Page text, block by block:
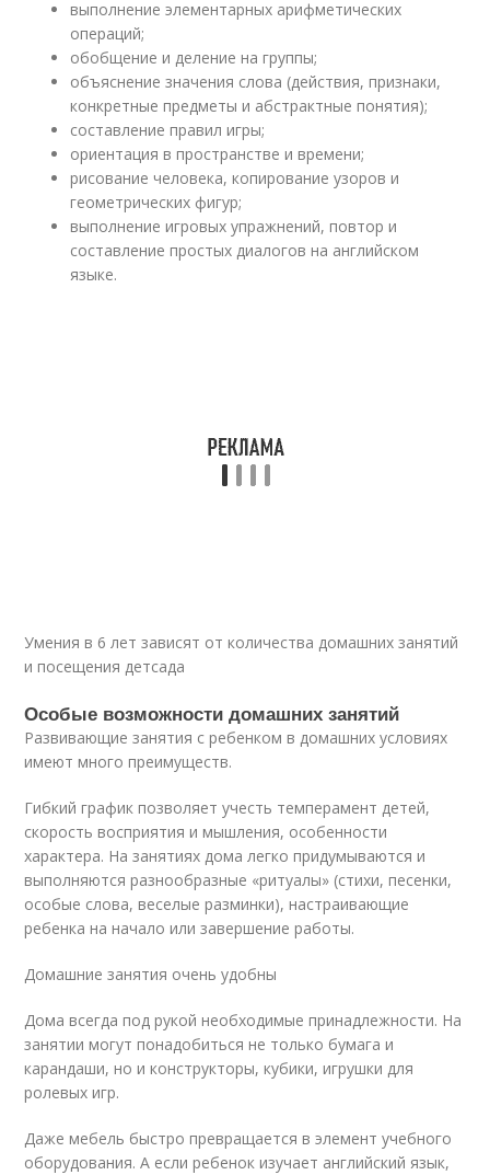
выполнение элементарных арифметических
операций;
обобщение и деление на группы;
объяснение значения слова (действия, признаки,
конкретные предметы и абстрактные понятия);
составление правил игры;
ориентация в пространстве и времени;
рисование человека, копирование узоров и
геометрических фигур;
выполнение игровых упражнений, повтор и
составление простых диалогов на английском
языке.
Умения в 6 лет зависят от количества домашних занятий
и посещения детсада
Особые возможности домашних занятий
Развивающие занятия с ребенком в домашних условиях
имеют много преимуществ.
Гибкий график позволяет учесть темперамент детей,
скорость восприятия и мышления, особенности
характера. На занятиях дома легко придумываются и
выполняются разнообразные «ритуалы» (стихи, песенки,
особые слова, веселые разминки), настраивающие
ребенка на начало или завершение работы.
Домашние занятия очень удобны
Дома всегда под рукой необходимые принадлежности. На
занятии могут понадобиться не только бумага и
карандаши, но и конструкторы, кубики, игрушки для
ролевых игр.
Даже мебель быстро превращается в элемент учебного
оборудования. А если ребенок изучает английский язык,